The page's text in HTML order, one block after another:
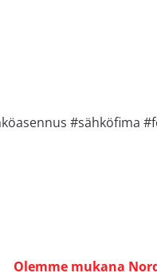
#sähköfima
Olemme mukana